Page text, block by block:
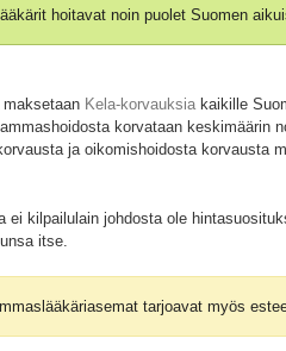
hoitavat noin puolet Suomen
Kela-korvauksia kaikille
korvataan keskimäärin
ja oikomishoidosta korvausta
ei kilpailulain johdosta ole
itse.
tarjoavat myös